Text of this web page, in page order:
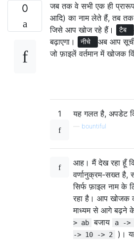
0
जब तक वे सभी एक ही
आदि) का नाम लेते हैं, तब तक
जिसे आप खोज रहे हैं।
टैब
बढ़ाएगा।
नीचे
अब आप
जो फ़ाइलें वर्तमान में खोजक
1 यह गलत है, अपडेट
bountiful
आह। मैं देख रहा हूँ
वर्णानुक्रम-सख्त है,
सिर्फ फ़ाइल नाम के
रहा है। आप खोजक
माध्यम से आगे बढ़ने
> ab बजाय a ->
-> 10 -> 2
)।